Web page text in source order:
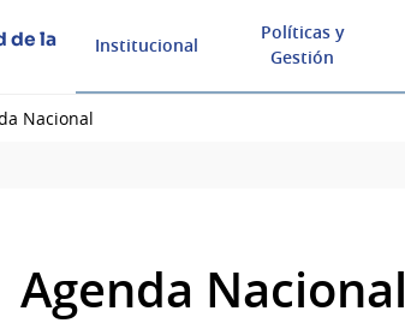
de la
Institucional
Políticas y
Gestión
Nacional
Agenda Nacional